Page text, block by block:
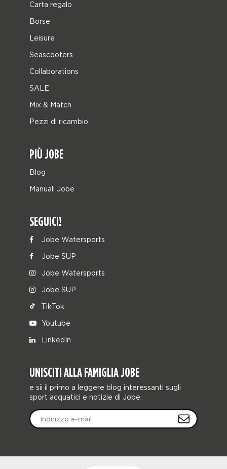
Carta regalo
Borse
Leisure
Seascooters
Collaborations
SALE
Mix & Match
Pezzi di ricambio
PIÙ JOBE
Blog
Manuali Jobe
SEGUICI!
Jobe Watersports
Jobe SUP
Jobe Watersports
Jobe SUP
TikTok
Youtube
LinkedIn
UNISCITI ALLA FAMIGLIA JOBE
e sii il primo a leggere blog interessanti sugli
sport acquatici e notizie di Jobe.